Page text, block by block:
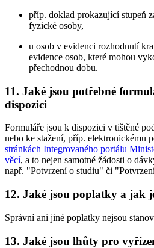
příp. doklad prokazující stupeň
fyzické osoby,
u osob v evidenci rozhodnutí
evidence osob, které mohou
přechodnou dobu.
11. Jaké jsou potřebné
dispozici
Formuláře jsou k dispozici v tištěné
nebo ke stažení, příp. elektronickému
stránkách Integrovaného portálu
věcí, a to nejen samotné žádosti o
např. "Potvrzení o studiu" či
12. Jaké jsou poplatky a jak
Správní ani jiné poplatky nejsou
13. Jaké jsou lhůty pro